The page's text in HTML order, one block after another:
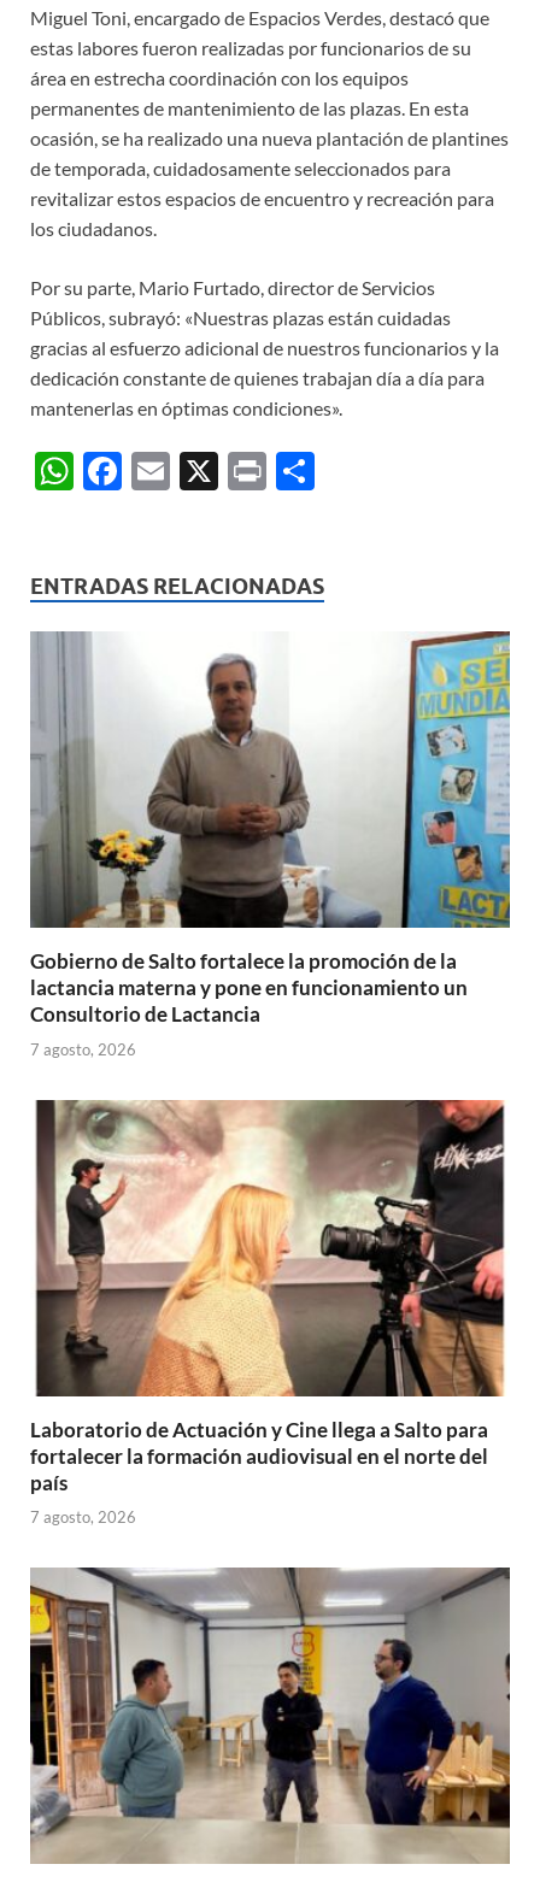
Miguel Toni, encargado de Espacios Verdes, destacó que
estas labores fueron realizadas por funcionarios de su
área en estrecha coordinación con los equipos
permanentes de mantenimiento de las plazas. En esta
ocasión, se ha realizado una nueva plantación de plantines
de temporada, cuidadosamente seleccionados para
revitalizar estos espacios de encuentro y recreación para
los ciudadanos.
Por su parte, Mario Furtado, director de Servicios
Públicos, subrayó: «Nuestras plazas están cuidadas
gracias al esfuerzo adicional de nuestros funcionarios y la
dedicación constante de quienes trabajan día a día para
mantenerlas en óptimas condiciones».
W
s
A
F
b
E
X
P
p
ENTRADAS RELACIONADAS
Gobierno de Salto fortalece la promoción de la
lactancia materna y pone en funcionamiento un
Consultorio de Lactancia
7 agosto, 2026
Laboratorio de Actuación y Cine llega a Salto para
fortalecer la formación audiovisual en el norte del
país
7 agosto, 2026